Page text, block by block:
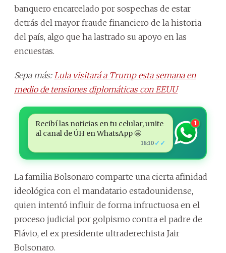
banquero encarcelado por sospechas de estar
detrás del mayor fraude financiero de la historia
del país, algo que ha lastrado su apoyo en las
encuestas.
Sepa más: Lula visitará a Trump esta semana en
medio de tensiones diplomáticas con EEUU
Recibí las noticias en tu celular, unite
al canal de ÚH en WhatsApp 🤩
18:10 ✓✓
1
La familia Bolsonaro comparte una cierta afinidad
ideológica con el mandatario estadounidense,
quien intentó influir de forma infructuosa en el
proceso judicial por golpismo contra el padre de
Flávio, el ex presidente ultraderechista Jair
Bolsonaro.